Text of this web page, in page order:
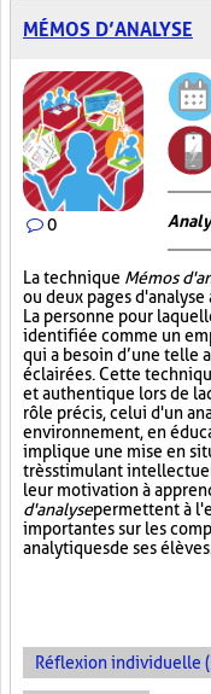
MÉMOS D’ANALYSE
0
La technique Mémos
ou deux pages
La personne pour
identifiée comme un
qui a besoin d’une telle
éclairées. Cette
et authentique lors de
rôle précis, celui d'un
environnement, en
implique une mise en
très stimulant
leur motivation à
d'analysepermettent à
importantes sur les
analytiques de ses élèves.
Réflexion individuelle